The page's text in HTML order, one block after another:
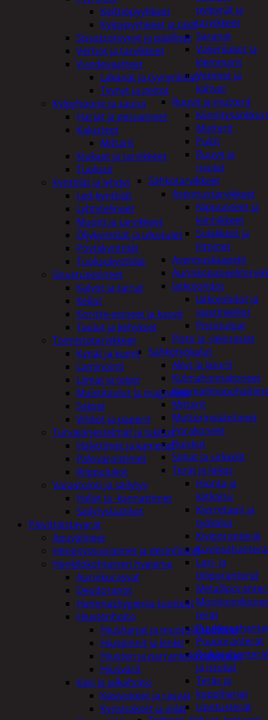
pylpyrät ja
tarvikkeet
Saranat
Vaijerilukot ja
klemmarit
Vetimet ja
kahvat
Ruuvit ja mutterit
Mutterit
Pultit
Ruuvit ja
naulat
Sähkötarvikkeet
Asennustarvikkeet
Nippusiteet ja
kiinnikkeet
Sulakkeet ja
liittimet
Asennuskaapelit
Jatkojohdot
Jatkojohdot ja
ajastinkellot
Pistotulpat
Pisto ja -jakorasiat
Sähkötyökalut
Akut ja laturit
Kulmahiomakoneet
Mittarit
Mutterinvääntimet
Porakoneet
Ruiskut
Sahat ja sirkkelit
Terät ja laikat
Hionta ja
katkaisu
Kierretapit ja
työkalut
Kiviporanterät
Kuviosahanterä
Lasi- ja
tiiliporanterät
terät
Puuporanterät
ja istukat
Teräs ja
kuppiharjat
Upotusterät
Keittiöpyyhkeet
Kylpypyyhkeet ja takit
Sisustustyynyt ja päälliset
Verhot ja tarvikkeet
Vuodevaatteet
Lakanat ja tyynynlinat
Tyynyt ja peitot
Kylpyhuone ja sauna
Harjat ja pesuaineet
Kalusteet
Mittarit
Kiukaat ja tarvikkeet
Tuoksut
Kynttilät ja lyhdyt
Led-kynttilät
Lyhtytelineet
Muotit ja tarvikkeet
Öljykynttilät ja ulkotulet
Pöytäkynttilät
Tuoksukynttilät
Sisustusesineet
Kalvot ja tarrat
Kellot
Koriste-esineet ja kasvit
Taulut ja kehykset
Toimistotarvikkeet
Kynät ja kumit
Laminointi
Liimat ja teipit
Muistitaulut ja magneetit
Sakset
Vihkot ja paperit
Turvajärjestelmät ja lukitus
Hälyttimet ja kamerat
Palovaroittimet
Riippulukot
Varastointi ja säilytys
Hyllyt ja -kannattimet
Säilytyslaatikot
Päivittäistavarat
Apuvälineet
Hengityssuojaimet ja desinfiointi
Henkilökohtainen hygienia
Aurinkorasvat
Deodorantit
Hammashygienia tuotteet
Hiustenhoito
Hiusharjat ja muotoilutuotteet
Hiuspinnit ja lenkit
Hiusten ja parranleikkuukoneet
Hiusvärit
Käsi ja jalkahoito
Käsivoiteet ja rasvat
Kynsisakset ja viilat